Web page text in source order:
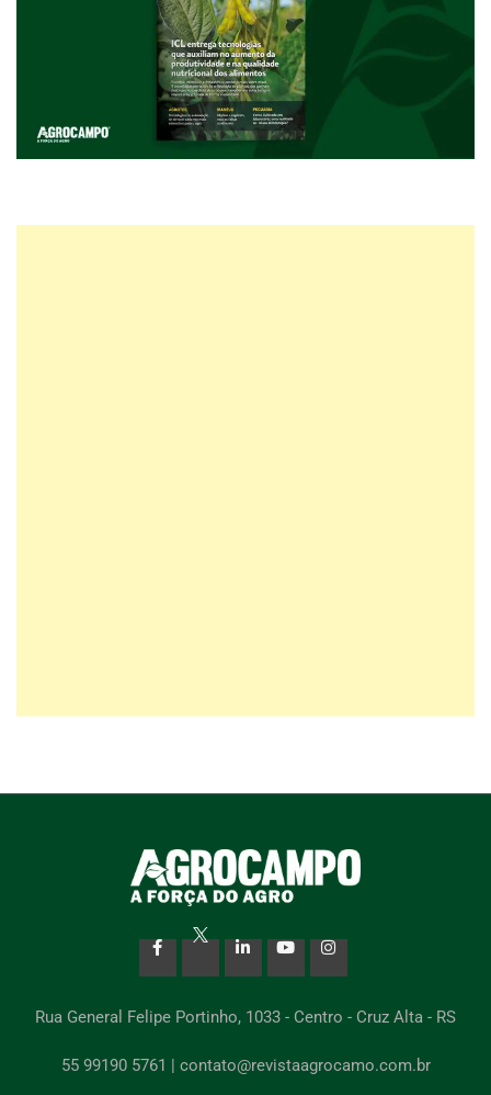
Rua General Felipe Portinho, 1033 - Centro - Cruz Alta - RS
55 99190 5761 | contato@revistaagrocamo.com.br